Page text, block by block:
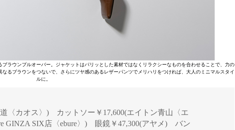
ラウンプルオーバー。ジャケットはパリッとした素材ではなくリラクシーなものを合わせることで、力の
るブラウンをつないで、さらにツヤ感のあるレザーパンツでメリハリをつければ、大人のミニマルスタイ
ルに。
〈カオス〉) カットソー￥17,600(エイトン青山〈エ
GINZA SIX店〈ebure〉) 眼鏡￥47,300(アヤメ) バン